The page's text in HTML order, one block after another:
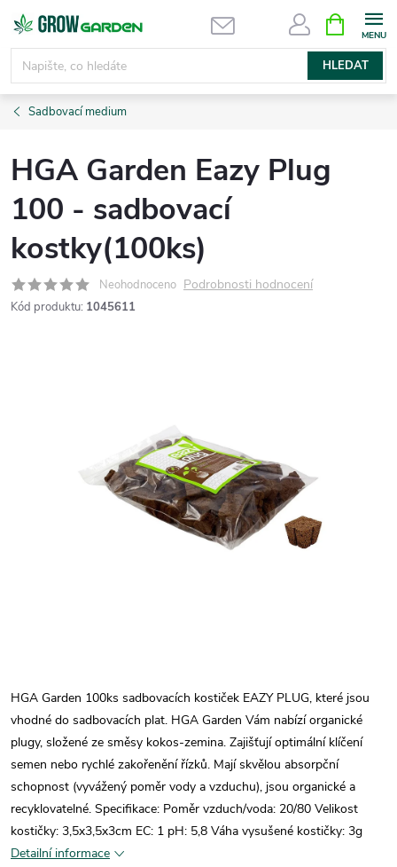
Přejít
obsah
HLEDAT
NÁKUPNÍ
KOŠÍK
Sadbovací medium
HGA Garden Eazy Plug
100 - sadbovací
kostky(100ks)
Neohodnoceno Podrobnosti hodnocení
Kód produktu: 1045611
HGA Garden 100ks sadbovacích kostiček EAZY PLUG, které jsou
vhodné do sadbovacích plat. HGA Garden Vám nabízí organické
plugy, složené ze směsy kokos-zemina. Zajišťují optimální klíčení
semen nebo rychlé zakořenění řízků. Mají skvělou absorpční
schopnost (vyvážený poměr vody a vzduchu), jsou organické a
recyklovatelné. Specifikace: Poměr vzduch/voda: 20/80 Velikost
kostičky: 3,5x3,5x3cm EC: 1 pH: 5,8 Váha vysušené kostičky: 3g
Detailní informace